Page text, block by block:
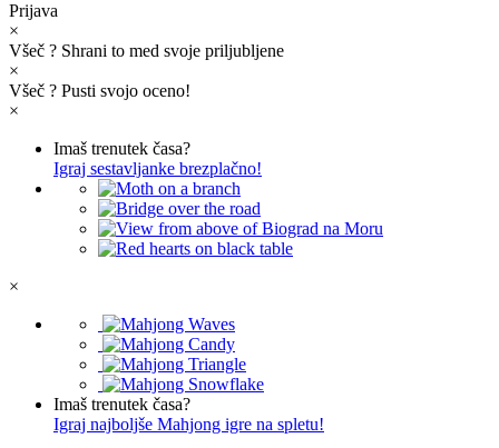
Prijava
×
Všeč ? Shrani to med svoje priljubljene
×
Všeč ? Pusti svojo oceno!
×
Imaš trenutek časa?
Igraj sestavljanke brezplačno!
×
Imaš trenutek časa?
Igraj najboljše Mahjong igre na spletu!